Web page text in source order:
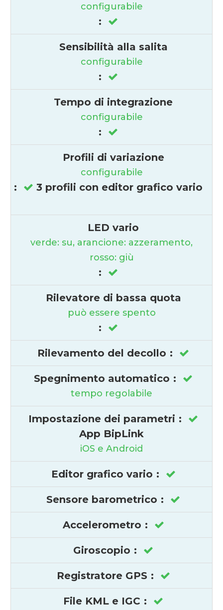
configurabile
:
Sensibilità alla salita
configurabile
:
Tempo di integrazione
configurabile
:
Profili di variazione
configurabile
: 3 profili con editor grafico vario
LED vario
verde: su, arancione: azzeramento,
rosso: giù
:
Rilevatore di bassa quota
può essere spento
:
Rilevamento del decollo :
Spegnimento automatico :
tempo regolabile
Impostazione dei parametri :
App BipLink
iOS e Android
Editor grafico vario :
Sensore barometrico :
Accelerometro :
Giroscopio :
Registratore GPS :
File KML e IGC :